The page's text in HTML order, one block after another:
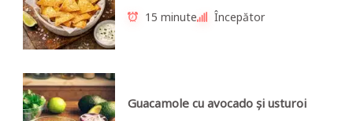
15 minute Începător
Guacamole cu avocado și usturoi